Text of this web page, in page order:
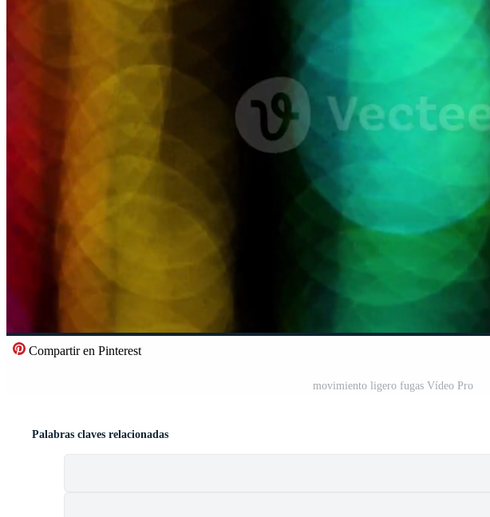
Imágenes Editoriales
Compartir en Pinterest
movimiento ligero fugas Vídeo Pro
Palabras claves relacionadas